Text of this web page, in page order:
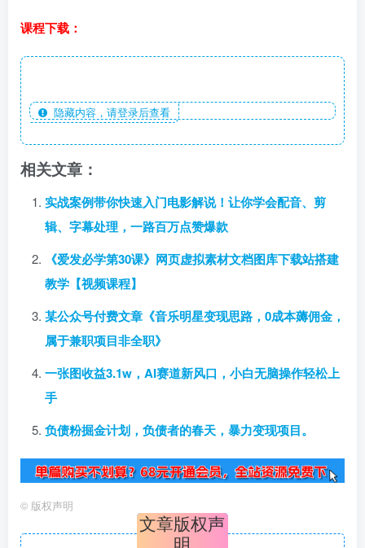
课程下载：
隐藏内容，请登录后查看
相关文章：
实战案例带你快速入门电影解说！让你学会配音、剪
辑、字幕处理，一路百万点赞爆款
《爱发必学第30课》网页虚拟素材文档图库下载站搭建
教学【视频课程】
某公众号付费文章《音乐明星变现思路，0成本薅佣金，
属于兼职项目非全职》
一张图收益3.1w，AI赛道新风口，小白无脑操作轻松上
手
负债粉掘金计划，负债者的春天，暴力变现项目。
© 版权声明
文章版权声